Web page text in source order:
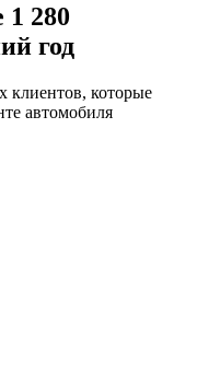
1 280
год
клиентов, которые
автомобиля